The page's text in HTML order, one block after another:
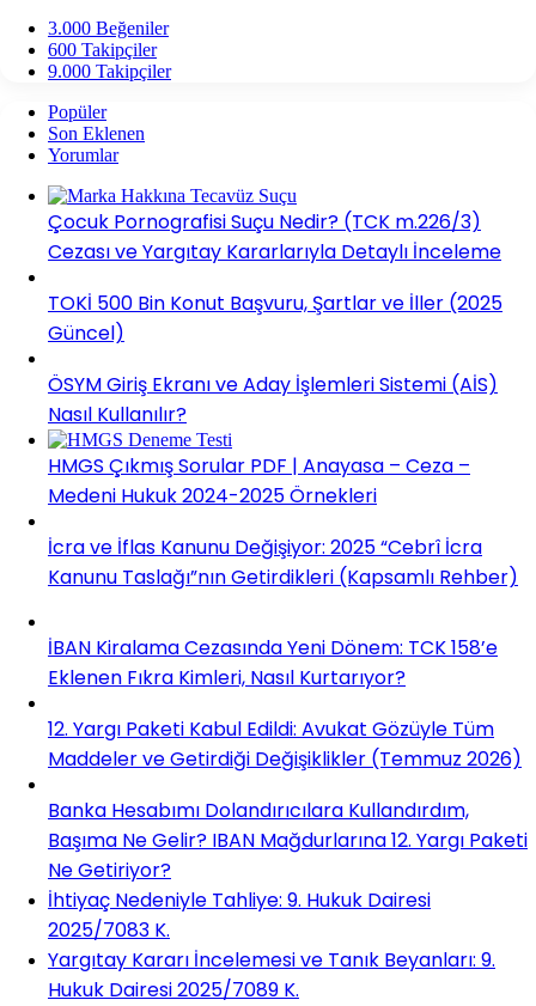
3.000 Beğeniler
600 Takipçiler
9.000 Takipçiler
Popüler
Son Eklenen
Yorumlar
Çocuk Pornografisi Suçu Nedir? (TCK m.226/3)
Cezası ve Yargıtay Kararlarıyla Detaylı İnceleme
TOKİ 500 Bin Konut Başvuru, Şartlar ve İller (2025
Güncel)
ÖSYM Giriş Ekranı ve Aday İşlemleri Sistemi (AİS)
Nasıl Kullanılır?
HMGS Çıkmış Sorular PDF | Anayasa – Ceza –
Medeni Hukuk 2024-2025 Örnekleri
İcra ve İflas Kanunu Değişiyor: 2025 “Cebrî İcra
Kanunu Taslağı”nın Getirdikleri (Kapsamlı Rehber)
İBAN Kiralama Cezasında Yeni Dönem: TCK 158’e
Eklenen Fıkra Kimleri, Nasıl Kurtarıyor?
12. Yargı Paketi Kabul Edildi: Avukat Gözüyle Tüm
Maddeler ve Getirdiği Değişiklikler (Temmuz 2026)
Banka Hesabımı Dolandırıcılara Kullandırdım,
Başıma Ne Gelir? IBAN Mağdurlarına 12. Yargı Paketi
Ne Getiriyor?
İhtiyaç Nedeniyle Tahliye: 9. Hukuk Dairesi
2025/7083 K.
Yargıtay Kararı İncelemesi ve Tanık Beyanları: 9.
Hukuk Dairesi 2025/7089 K.